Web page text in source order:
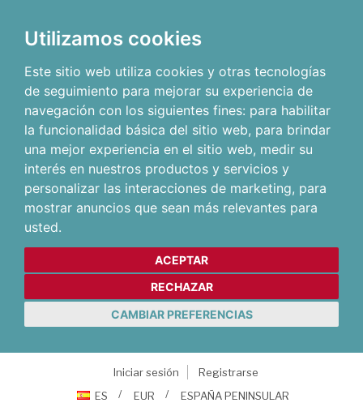
Utilizamos cookies
Este sitio web utiliza cookies y otras tecnologías
de seguimiento para mejorar su experiencia de
navegación con los siguientes fines: para habilitar
la funcionalidad básica del sitio web, para brindar
una mejor experiencia en el sitio web, medir su
interés en nuestros productos y servicios y
personalizar las interacciones de marketing, para
mostrar anuncios que sean más relevantes para
usted.
ACEPTAR
RECHAZAR
CAMBIAR PREFERENCIAS
Iniciar sesión
Registrarse
ES
EUR ESPAÑA PENINSULAR